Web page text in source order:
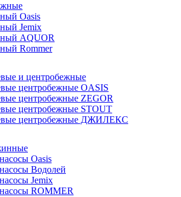
Oasis
Jemix
AQUOR
Rommer
и центробежные
центробежные OASIS
центробежные ZEGOR
центробежные STOUT
центробежные ДЖИЛЕКС
Oasis
Водолей
Jemix
ROMMER